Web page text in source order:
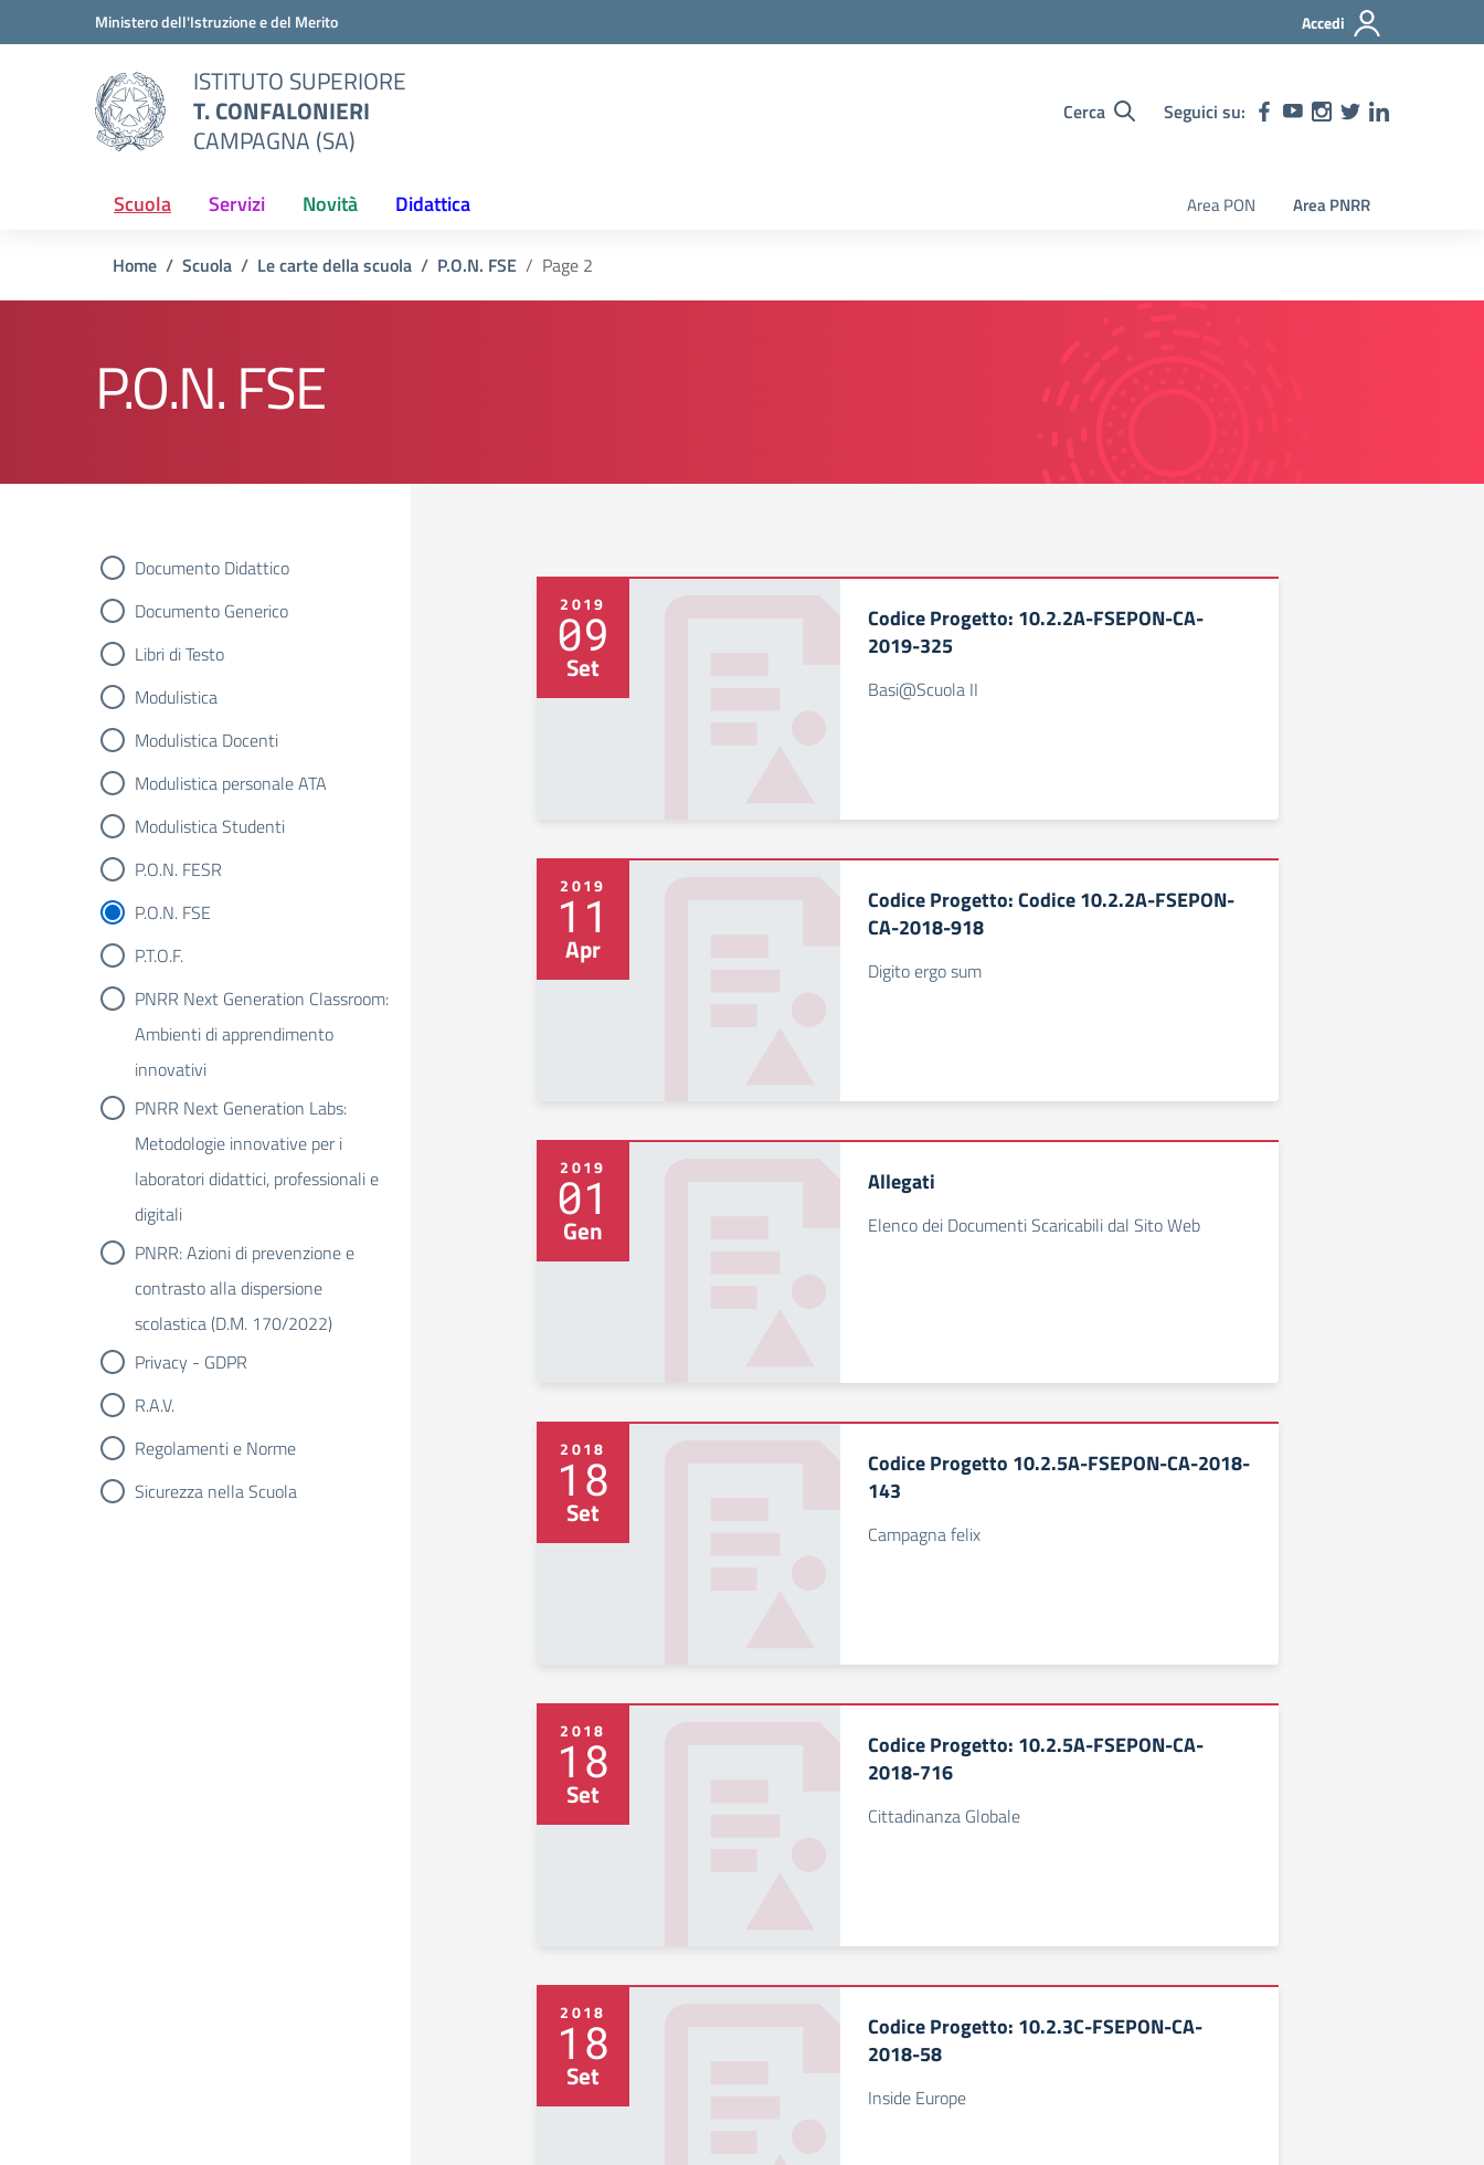
Vai ai contenuti
Vai al menu di navigazioneMinistero dell'Istruzione e del Merito Accedi
ISTITUTO SUPERIORE
T. CONFALONIERI
CAMPAGNA (SA)
Cerca Seguici su:
Scuola Servizi Novità Didattica Area PON Area PNRR
Home Scuola Le carte della scuola P.O.N. FSE Page 2
P.O.N. FSE
Documento Didattico
Documento Generico
Libri di Testo
Modulistica
Modulistica Docenti
Modulistica personale ATA
Modulistica Studenti
P.O.N. FESR
P.O.N. FSE
P.T.O.F.
PNRR Next Generation Classroom:
Ambienti di apprendimento
innovativi
PNRR Next Generation Labs:
Metodologie innovative per i
laboratori didattici, professionali e
digitali
PNRR: Azioni di prevenzione e
contrasto alla dispersione
scolastica (D.M. 170/2022)
Privacy - GDPR
R.A.V.
Regolamenti e Norme
Sicurezza nella Scuola
2019
09
Set
Codice Progetto: 10.2.2A-FSEPON-CA-
2019-325
Basi@Scuola II
2019
11
Apr
Codice Progetto: Codice 10.2.2A-FSEPON-
CA-2018-918
Digito ergo sum
2019
01
Gen
Allegati
Elenco dei Documenti Scaricabili dal Sito Web
2018
18
Set
Codice Progetto 10.2.5A-FSEPON-CA-2018-
143
Campagna felix
2018
18
Set
Codice Progetto: 10.2.5A-FSEPON-CA-
2018-716
Cittadinanza Globale
2018
18
Set
Codice Progetto: 10.2.3C-FSEPON-CA-
2018-58
Inside Europe